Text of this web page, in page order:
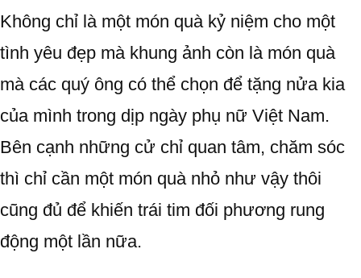
Không chỉ là một món quà kỷ niệm cho một
tình yêu đẹp mà khung ảnh còn là món quà
mà các quý ông có thể chọn để tặng nửa kia
của mình trong dịp ngày phụ nữ Việt Nam.
Bên cạnh những cử chỉ quan tâm, chăm sóc
thì chỉ cần một món quà nhỏ như vậy thôi
cũng đủ để khiến trái tim đối phương rung
động một lần nữa.